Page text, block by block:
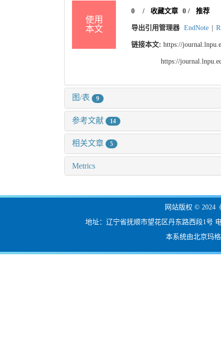
使用
本文
0/ 收藏文章 0 /推荐
导出引用管理器 EndNote
链接本文: https://
https://
图/表 9
参考文献 14
相关文章 5
Metrics
网站版权 © 2024
地址：辽宁省抚顺市望花区丹东路西段1号
本系统由北京玛